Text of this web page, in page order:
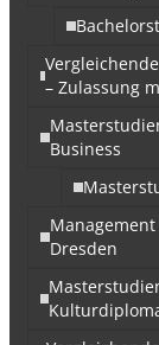
– Zulassung
Business
Dresden